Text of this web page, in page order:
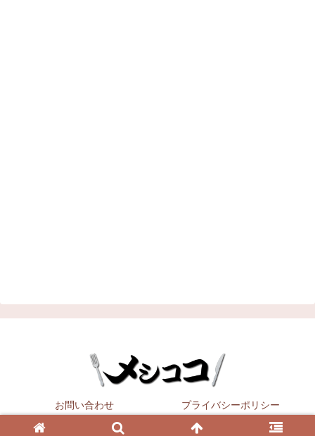
お問い合わせ プライバシーポリシー
Copyright © 2021 All Rights Reserved.